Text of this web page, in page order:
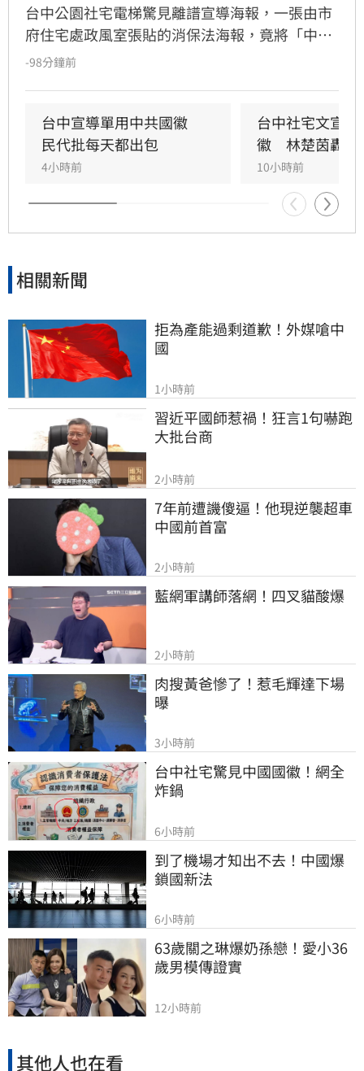
台中公園社宅電梯驚見離譜宣導海報，一張由市
府住宅處政風室張貼的消保法海報，竟將「中央
機關」圖示誤植為中國國徽，五星圖樣引發民眾
程處6日緊急滅火，坦承是內部人員使用AI製圖卻
未落實校稿釀禍，已將爭議海報全面下架並致
歉，承諾未來將嚴格審核宣導品內容，杜絕類似
-98分鐘前
台中宣導單用中共國徽
民代批每天都出包
4小時前
台中社宅文宣
徽　林楚茵轟這
10小時前
相關新聞
拒為產能過剩道歉！外媒嗆中
國
1小時前
習近平國師惹禍！狂言1句嚇跑
大批台商
2小時前
7年前遭譏傻逼！他現逆襲超車
中國前首富
2小時前
藍網軍講師落網！四叉貓酸爆
2小時前
肉搜黃爸慘了！惹毛輝達下場
曝
3小時前
台中社宅驚見中國國徽！網全
炸鍋
6小時前
到了機場才知出不去！中國爆
鎖國新法
6小時前
63歲關之琳爆奶孫戀！愛小36
歲男模傳證實
12小時前
其他人也在看